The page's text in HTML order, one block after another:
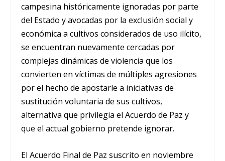
campesina históricamente ignoradas por parte
del Estado y avocadas por la exclusión social y
económica a cultivos considerados de uso ilícito,
se encuentran nuevamente cercadas por
complejas dinámicas de violencia que los
convierten en víctimas de múltiples agresiones
por el hecho de apostarle a iniciativas de
sustitución voluntaria de sus cultivos,
alternativa que privilegia el Acuerdo de Paz y
que el actual gobierno pretende ignorar.
El Acuerdo Final de Paz suscrito en noviembre